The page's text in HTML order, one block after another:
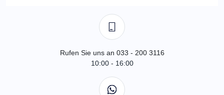
Rufen Sie uns an 033 - 200 3116
10:00 - 16:00